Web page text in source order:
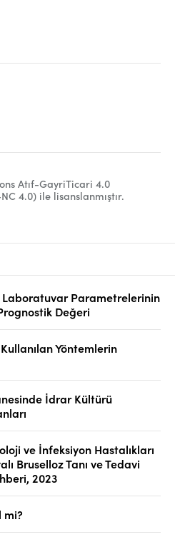
Laboratuvar Parametrelerinin
Değeri
Yöntemlerin
İdrar Kültürü
ve İnfeksiyon Hastalıkları
Bruselloz Tanı ve Tedavi
2023
mi?
Atıf-GayriTicari 4.0
4.0) ile lisanslanmıştır.